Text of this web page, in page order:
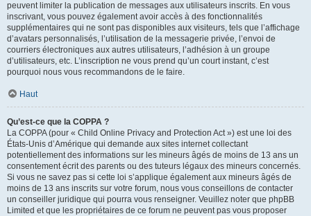
peuvent limiter la publication de messages aux utilisateurs inscrits. En vous
inscrivant, vous pouvez également avoir accès à des fonctionnalités
supplémentaires qui ne sont pas disponibles aux visiteurs, tels que l’affichage
d’avatars personnalisés, l’utilisation de la messagerie privée, l’envoi de
courriers électroniques aux autres utilisateurs, l’adhésion à un groupe
d’utilisateurs, etc. L’inscription ne vous prend qu’un court instant, c’est
pourquoi nous vous recommandons de le faire.
Haut
Qu’est-ce que la COPPA ?
La COPPA (pour « Child Online Privacy and Protection Act ») est une loi des
États-Unis d’Amérique qui demande aux sites internet collectant
potentiellement des informations sur les mineurs âgés de moins de 13 ans un
consentement écrit des parents ou des tuteurs légaux des mineurs concernés.
Si vous ne savez pas si cette loi s’applique également aux mineurs âgés de
moins de 13 ans inscrits sur votre forum, nous vous conseillons de contacter
un conseiller juridique qui pourra vous renseigner. Veuillez noter que phpBB
Limited et que les propriétaires de ce forum ne peuvent pas vous proposer